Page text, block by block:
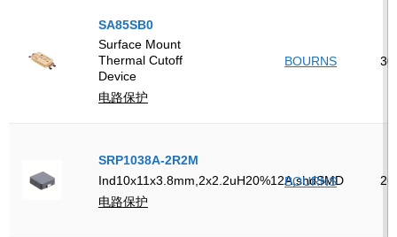
SA85SB0
Surface Mount
Thermal Cutoff
Device
电路保护
BOURNS 30
SRP1038A-2R2M
Ind10x11x3.8mm,2x2.2uH20%12A,shdSMD
电路保护
BOURNS 26